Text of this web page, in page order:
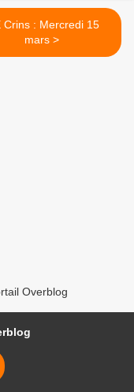
Crins : Mercredi 15
mars >
Overblog